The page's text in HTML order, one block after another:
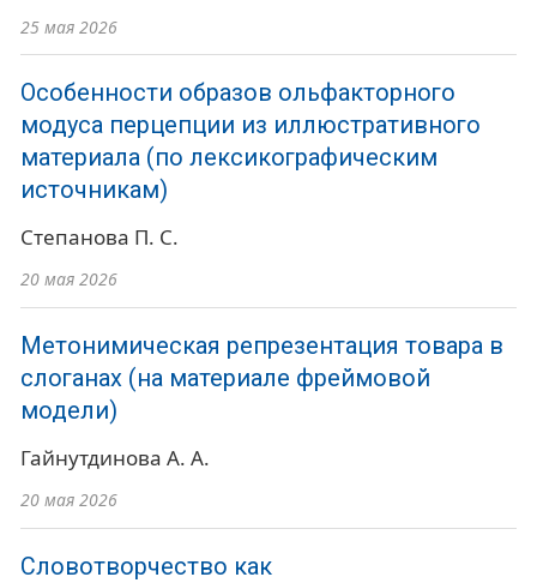
25 мая 2026
Особенности образов ольфакторного
модуса перцепции из иллюстративного
материала (по лексикографическим
источникам)
Степанова П. С.
20 мая 2026
Метонимическая репрезентация товара в
слоганах (на материале фреймовой
модели)
Гайнутдинова А. А.
20 мая 2026
Словотворчество как